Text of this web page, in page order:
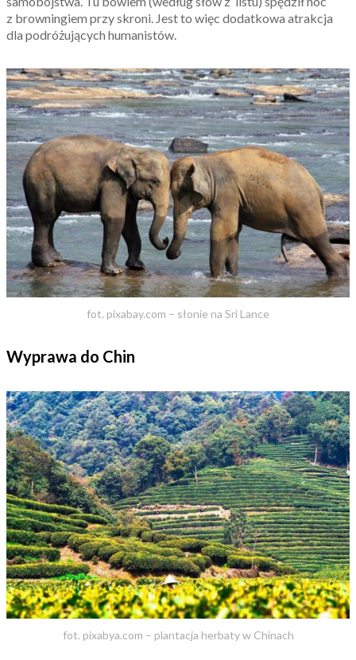
z brow­nin­giem przy skro­ni. Jest to więc dodatkowa atrakcja
dla podróżujących humanistów.
fot. pixabay.com – słonie na Sri Lance
Wyprawa do Chin
fot. pixabya.com – plantacja herbaty w Chinach